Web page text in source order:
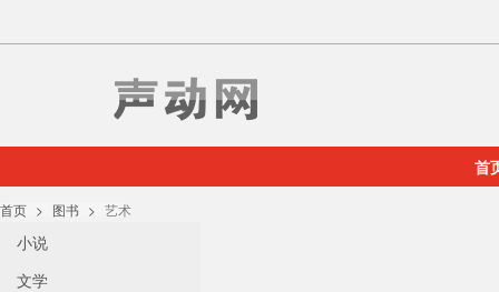
首
首页 图书 艺术
小说
文学